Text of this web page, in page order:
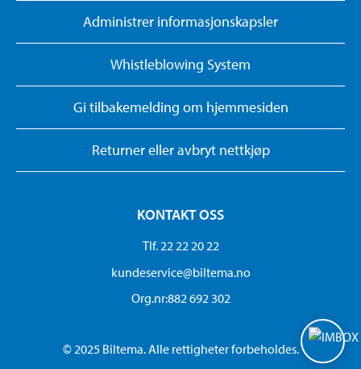
Administrer informasjonskapsler
Whistleblowing System
Gi tilbakemelding om hjemmesiden
Returner eller avbryt nettkjøp
KONTAKT OSS
Tlf. 22 22 20 22
kundeservice@biltema.no
Org.nr:882 692 302
© 2025 Biltema. Alle rettigheter forbeholdes.